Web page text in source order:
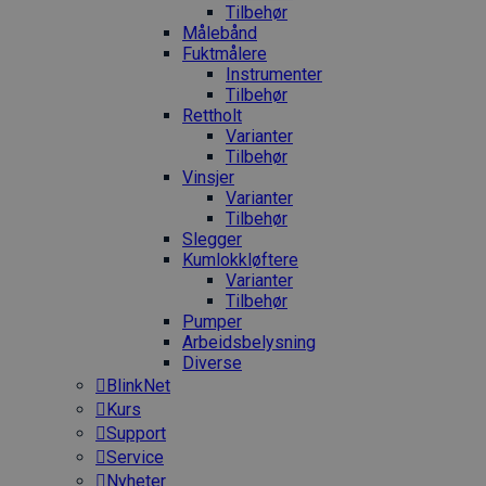
Tilbehør
Målebånd
Fuktmålere
Instrumenter
Tilbehør
Rettholt
Varianter
Tilbehør
Vinsjer
Varianter
Tilbehør
Slegger
Kumlokkløftere
Varianter
Tilbehør
Pumper
Arbeidsbelysning
Diverse
BlinkNet
Kurs
Support
Service
Nyheter